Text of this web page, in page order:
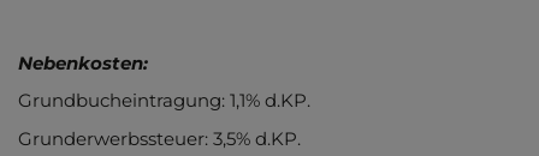
Nebenkosten:
Grundbucheintragung: 1,1% d.KP.
Grunderwerbssteuer: 3,5% d.KP.